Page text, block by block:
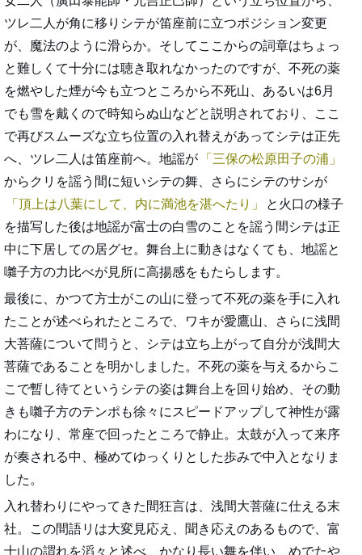
ツレ二人が角に移りシテが笛座前に立つポジション変更
が、魔法のように滑らか。そしてここからの詞章はちょっ
と難しくて十分には聴き取れなかったのですが、不死の薬
を燃やした煙が今も立つところから不死山、あるいは6月
でも雪を戴くので時知らぬ山などと説明されており、ここ
で再びスムーズな立ち位置の入れ替えがあってシテは正先
へ、ツレ二人は笛座前へ。地謡が
三保の松原田子の浦
からクリを謡う間に短いシテの舞、さらにシテのサシが
頂上は八葉にして、内に満池を湛へたり
と火口の様子
を描写した後は地謡が富士の白雪のことを謡う間シテは正
中に下居しての居グセ。舞台上に動きはなくても、地謡と
囃子方の力比べが見所に高揚感をもたらします。
最後に、かつて方士がこの山に登って不死の薬を手に入れ
たことが述べられたところで、ワキが愛鷹山、さらに浅間
大菩薩について問うと、シテは立ち上がって自分が浅間大
菩薩であることを明かしました。不死の薬を与えるからこ
こで暫し待てというシテの姿は舞台上を回り始め、その動
きも囃子方のテンポも徐々にスピードアップして神性が露
わになり、常座で回ったところで静止。太鼓が入って来序
が奏される中、極めてゆっくりとした歩みで中入となりま
した。
入れ替わりにやってきた間狂言は、浅間大菩薩に仕える末
社。この間語リは大変見応え、聞き応えのあるもので、富
士山の謂れを滔々と述べ、かなり長い舞を伴い、めでたや